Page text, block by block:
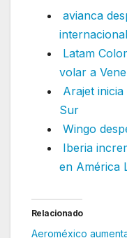
avianca
Latam
volar a
Arajet
Sur
Wingo
Iberia
en América
Relacionado
Aeroméxico